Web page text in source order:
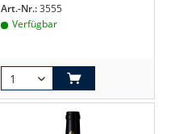
Art.-Nr.:3555
Verfügbar